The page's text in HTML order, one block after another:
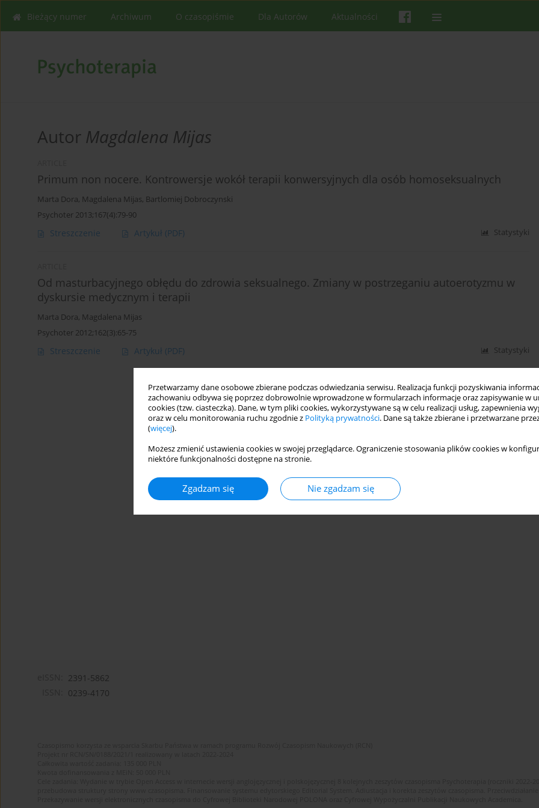
Przetwarzamy dane osobowe zbierane podczas odwiedzania serwisu. Realizacja funkcji pozyskiwania
zachowaniu odbywa się poprzez dobrowolnie wprowadzone w formularzach informacje oraz zapisywanie w
cookies (tzw. ciasteczka). Dane, w tym pliki cookies, wykorzystywane są w celu realizacji usług, zapewnienia
oraz w celu monitorowania ruchu zgodnie z Polityką prywatności. Dane są także zbierane i przetwarzane
(więcej).
Możesz zmienić ustawienia cookies w swojej przeglądarce. Ograniczenie stosowania plików cookies w
niektóre funkcjonalności dostępne na stronie.
Zgadzam się Nie zgadzam się
Bieżący numer Archiwum O czasopiśmie Dla Autorów Aktualności
Autor Magdalena Mijas
Primum non nocere. Kontrowersje wokół terapii konwersyjnych dla osób homoseksualnych
Marta Dora, Magdalena Mijas, Bartlomiej Dobroczynski
Psychoter 2013;167(4):79-90
Streszczenie Artykuł (PDF) Statystyki
Od masturbacyjnego obłędu do zdrowia seksualnego. Zmiany w postrzeganiu autoerotyzmu w
dyskursie medycznym i terapii
Marta Dora, Magdalena Mijas
Psychoter 2012;162(3):65-75
Streszczenie Artykuł (PDF) Statystyki
2391-5862
0239-4170